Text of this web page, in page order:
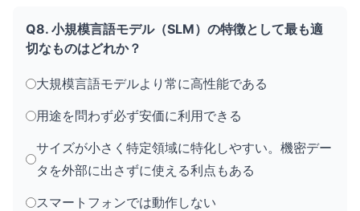
Q8. 小規模言語モデル（SLM）の特徴として最も適
切なものはどれか？
大規模言語モデルより常に高性能である
用途を問わず必ず安価に利用できる
サイズが小さく特定領域に特化しやすい。機密デー
タを外部に出さずに使える利点もある
スマートフォンでは動作しない